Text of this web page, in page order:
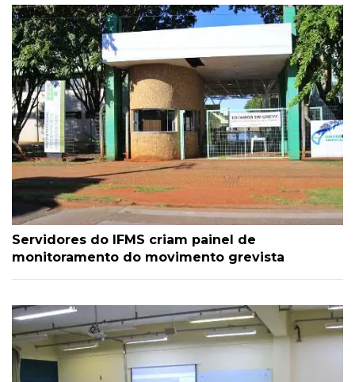
Servidores do IFMS criam painel de
monitoramento do movimento grevista